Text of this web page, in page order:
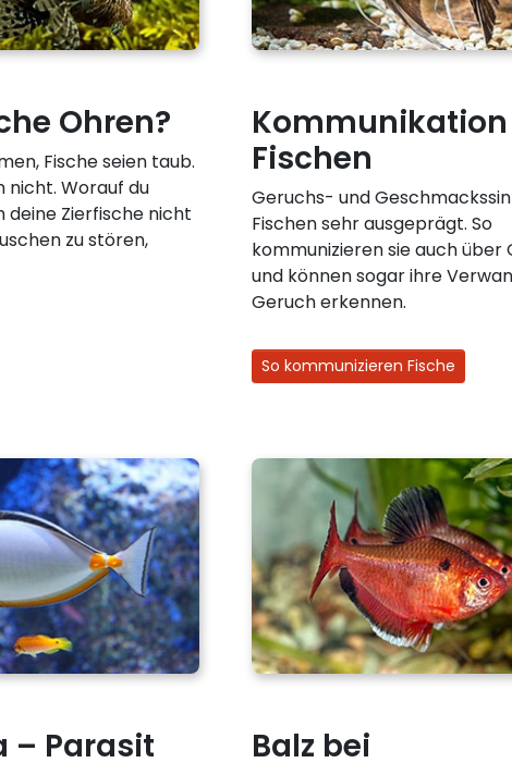
Ohren?
Fische seien taub.
nicht. Worauf du
Zierfische nicht
zu stören,
Fischen
Geruchs- und
Fischen sehr ausgeprägt. So
kommunizieren sie auch über
und können sogar ihre
Geruch erkennen.
So kommunizieren Fische
– Parasit
Balz bei